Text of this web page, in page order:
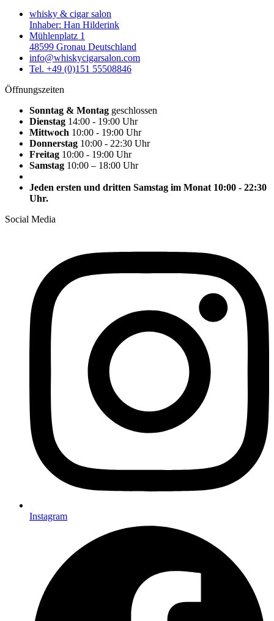
whisky & cigar salon
Inhaber: Han Hilderink
Mühlenplatz 1
48599 Gronau Deutschland
info@whiskycigarsalon.com
Tel. +49 (0)151 55508846
Öffnungszeiten
Sonntag & Montag geschlossen
Dienstag 14:00 - 19:00 Uhr
Mittwoch 10:00 - 19:00 Uhr
Donnerstag 10:00 - 22:30 Uhr
Freitag 10:00 - 19:00 Uhr
Samstag 10:00 – 18:00 Uhr
Jeden ersten und dritten Samstag im Monat 10:00 - 22:30
Uhr.
Social Media
Instagram